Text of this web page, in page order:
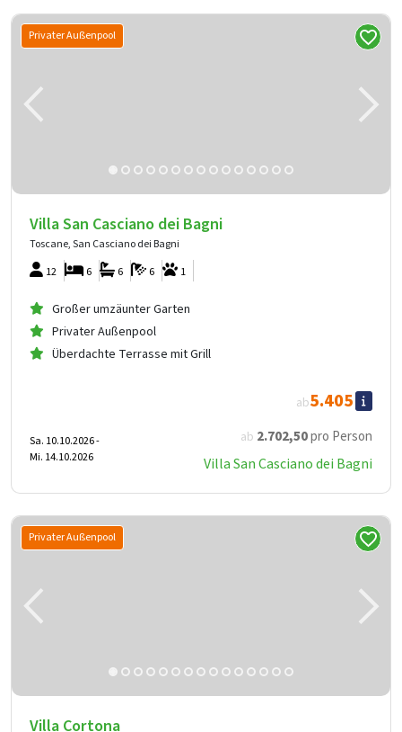
Privater Außenpool
Villa San Casciano dei Bagni
Toscane, San Casciano dei Bagni
12
1
6
6
6
Großer umzäunter Garten
Privater Außenpool
Überdachte Terrasse mit Grill
ab 2.702,50pro Person
ab5.405
Sa. 10.10.2026 -
Mi. 14.10.2026
Villa San Casciano dei Bagni
Privater Außenpool
Villa Cortona